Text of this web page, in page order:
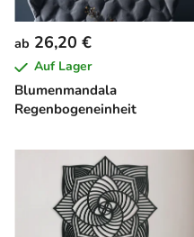
Blumenmandala
Regenbogeneinheit
ab 26,20 €
Auf Lager